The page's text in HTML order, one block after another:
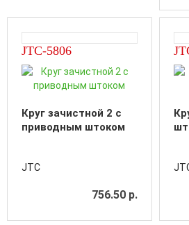
JTC-5806
Круг зачистной 2 с
приводным штоком
JTC
756.50 р.